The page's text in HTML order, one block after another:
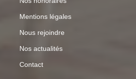
Mentions légales
Nous rejoindre
Nos actualités
Contact